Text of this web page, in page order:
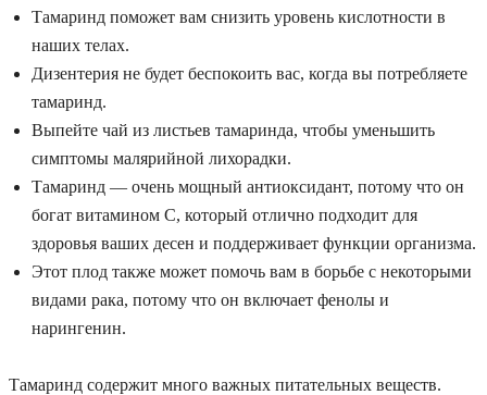
Тамаринд поможет вам снизить уровень кислотности в
наших телах.
Дизентерия не будет беспокоить вас, когда вы потребляете
тамаринд.
Выпейте чай из листьев тамаринда, чтобы уменьшить
симптомы малярийной лихорадки.
Тамаринд — очень мощный антиоксидант, потому что он
богат витамином С, который отлично подходит для
здоровья ваших десен и поддерживает функции организма.
Этот плод также может помочь вам в борьбе с некоторыми
видами рака, потому что он включает фенолы и
нарингенин.
Тамаринд содержит много важных питательных веществ.